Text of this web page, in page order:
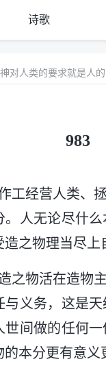
诗歌
对人类的要求就是人的
983
工经营人类、
。人无论尽什
造之物理当尽上
之物活在造物
与义务，这是
世间做的任何
的本分更有意